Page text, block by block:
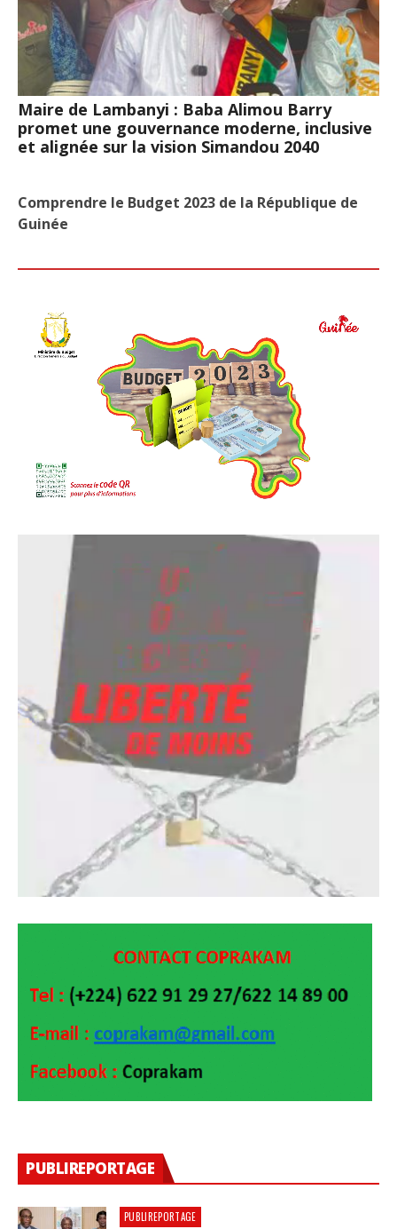
Maire de Lambanyi : Baba Alimou Barry
promet une gouvernance moderne, inclusive
et alignée sur la vision Simandou 2040
Comprendre le Budget 2023 de la République de
Guinée
PUBLIREPORTAGE
PUBLIREPORTAGE